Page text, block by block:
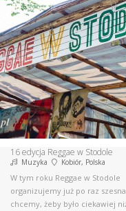
16 edycja Reggae w Stodole
Muzyka Kobiór, Polska
W tym roku Reggae w Stodole
organizujemy już po raz
chcemy, żeby było ciekawiej